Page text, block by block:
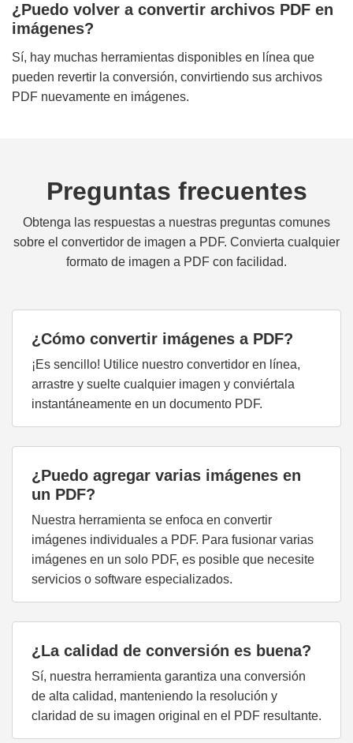
¿Puedo volver a convertir archivos PDF en
imágenes?
Sí, hay muchas herramientas disponibles en línea que
pueden revertir la conversión, convirtiendo sus archivos
PDF nuevamente en imágenes.
Preguntas frecuentes
Obtenga las respuestas a nuestras preguntas comunes
sobre el convertidor de imagen a PDF. Convierta cualquier
formato de imagen a PDF con facilidad.
¿Cómo convertir imágenes a PDF?
¡Es sencillo! Utilice nuestro convertidor en línea,
arrastre y suelte cualquier imagen y conviértala
instantáneamente en un documento PDF.
¿Puedo agregar varias imágenes en
un PDF?
Nuestra herramienta se enfoca en convertir
imágenes individuales a PDF. Para fusionar varias
imágenes en un solo PDF, es posible que necesite
servicios o software especializados.
¿La calidad de conversión es buena?
Sí, nuestra herramienta garantiza una conversión
de alta calidad, manteniendo la resolución y
claridad de su imagen original en el PDF resultante.